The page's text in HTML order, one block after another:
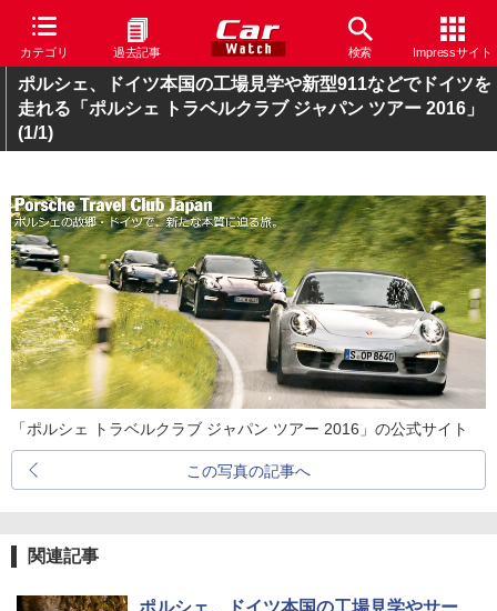
カテゴリ 過去記事 検索 Impressサイト
ポルシェ、ドイツ本国の工場見学や新型911などでドイツを
走れる「ポルシェ トラベルクラブ ジャパン ツアー 2016」
(1/1)
「ポルシェ トラベルクラブ ジャパン ツアー 2016」の公式サイト
この写真の記事へ
関連記事
ポルシェ、ドイツ本国の工場見学やサー